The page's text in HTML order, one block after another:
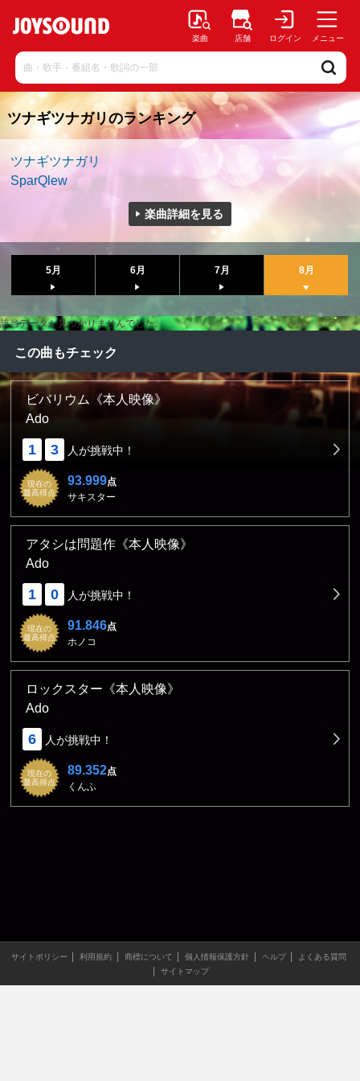
楽曲 店舗 ログイン メニュー
ツナギツナガリのランキング
ツナギツナガリ
SparQlew
楽曲詳細を見る
5月 6月 7月 8月
該当データが見つかりませんでした。
この曲もチェック
ビバリウム《本人映像》
Ado
1 3 人が挑戦中！
現在の
最高得点
93.999点
サキスター
アタシは問題作《本人映像》
Ado
1 0 人が挑戦中！
現在の
最高得点
91.846点
ホノコ
ロックスター《本人映像》
Ado
6 人が挑戦中！
現在の
最高得点
89.352点
くんふ
サイトポリシー 利用規約 商標について 個人情報保護方針 ヘルプ
よくある質問
サイトマップ